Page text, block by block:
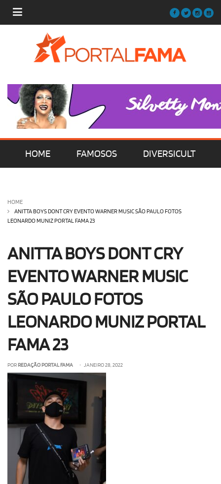
HOME FAMOSOS DIVERSICULT
HOME
ANITTA BOYS DONT CRY EVENTO WARNER MUSIC SÃO PAULO FOTOS
LEONARDO MUNIZ PORTAL FAMA 23
ANITTA BOYS DONT CRY
EVENTO WARNER MUSIC
SÃO PAULO FOTOS
LEONARDO MUNIZ PORTAL
FAMA 23
POR REDAÇÃO PORTAL FAMA • JANEIRO 28, 2022